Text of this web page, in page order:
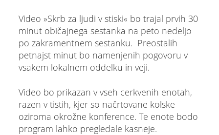
Video »Skrb za ljudi v stiski« bo trajal prvih 30
minut običajnega sestanka na peto nedeljo
po zakramentnem sestanku. Preostalih
petnajst minut bo namenjenih pogovoru v
vsakem lokalnem oddelku in veji.
Video bo prikazan v vseh cerkvenih enotah,
razen v tistih, kjer so načrtovane kolske
oziroma okrožne konference. Te enote bodo
program lahko pregledale kasneje.